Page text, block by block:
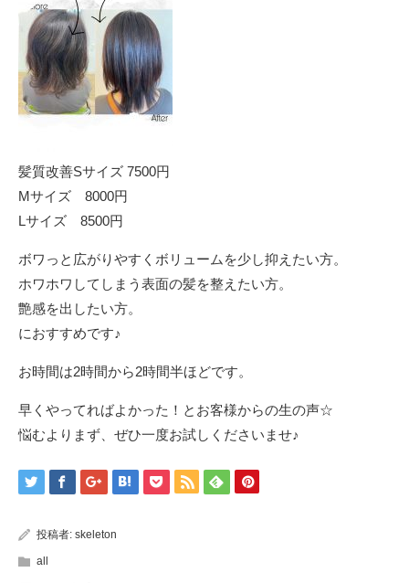
髪質改善Sサイズ 7500円
Mサイズ 8000円
Lサイズ 8500円
ボワっと広がりやすくボリュームを少し抑えたい方。
ホワホワしてしまう表面の髪を整えたい方。
艶感を出したい方。
におすすめです♪
お時間は2時間から2時間半ほどです。
早くやってればよかった！とお客様からの生の声☆
悩むよりまず、ぜひ一度お試しくださいませ♪
投稿者: skeleton
all